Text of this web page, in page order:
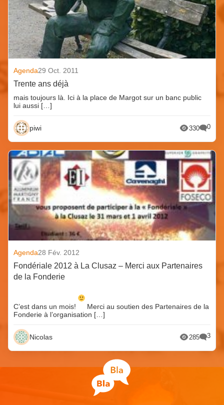
Agenda29 Oct. 2011
Trente ans déjà
mais toujours là. Ici à la place de Margot sur un banc public
lui aussi […]
piwi 330 0
Agenda28 Fév. 2012
Fondériale 2012 à La Clusaz – Merci aux Partenaires
de la Fonderie
C’est dans un mois!
Merci au soutien des Partenaires de la
Fonderie à l’organisation […]
Nicolas 285 3